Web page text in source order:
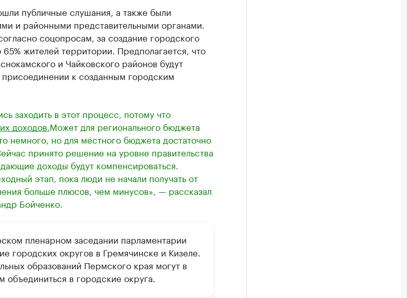
публичные слушания, а также были
и районными представительными органами.
соцопросам, за создание городского
жителей территории. Предполагается, что
и Чайковского районов будут
к созданным городским
заходить в этот процесс, потому что
доходов. Может для регионального бюджета
немного, но для местного бюджета достаточно
принято решение на уровне правительства
доходы будут компенсироваться.
этап, пока люди не начали получать от
больше плюсов, чем минусов», — рассказал
Бойченко.
пленарном заседании парламентарии
городских округов в Гремячинске и Кизеле.
образований Пермского края могут в
в городские округа.